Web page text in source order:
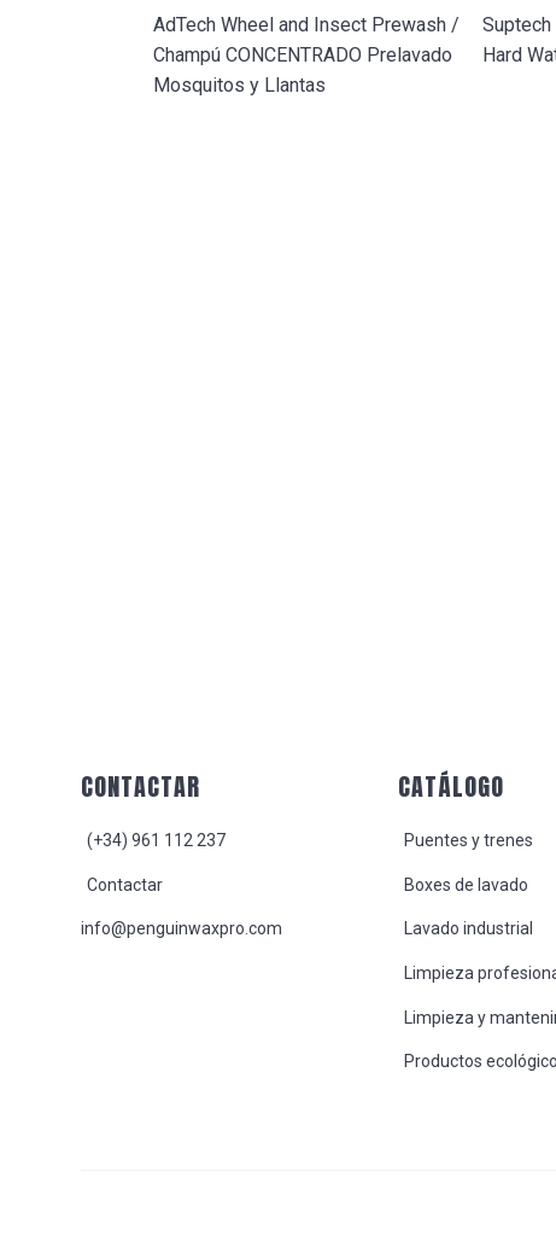
AdTech Wheel and Insect Prewash /
Champú CONCENTRADO Prelavado
Mosquitos y Llantas
Hard
FooterCONTACTAR
(+34) 961 112 237
Contactar
info@penguinwaxpro.com
CATÁLOGO
Puentes y trenes
Boxes de lavado
Lavado industrial
Limpieza
Limpieza y
Productos